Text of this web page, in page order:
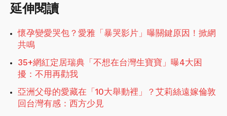
延伸閱讀
懷孕變愛哭包？愛雅「暴哭影片」曝關鍵原因！掀網
共鳴
35+網紅定居瑞典「不想在台灣生寶寶」曝4大困
擾：不用再勸我
亞洲父母的愛藏在「10大舉動裡」？艾莉絲遠嫁倫敦
回台灣有感：西方少見